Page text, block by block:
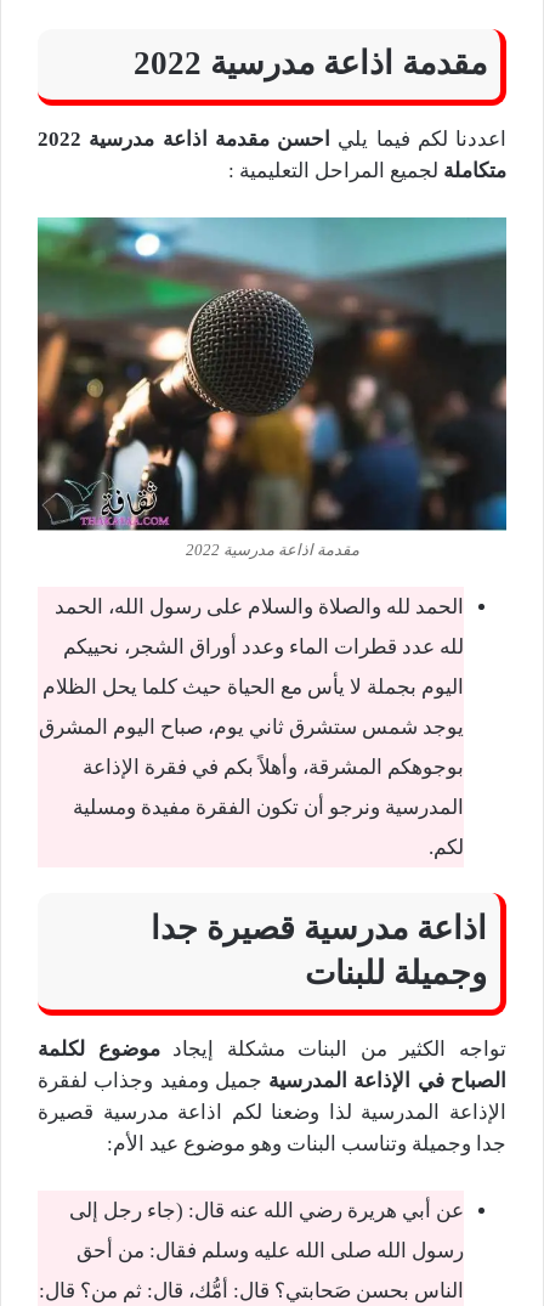
مقدمة اذاعة مدرسية 2022
اعددنا لكم فيما يلي
احسن مقدمة اذاعة مدرسية 2022
متكاملة لجميع المراحل التعليمية :
مقدمة اذاعة مدرسية 2022
الحمد لله والصلاة والسلام على رسول الله، الحمد
لله عدد قطرات الماء وعدد أوراق الشجر، نحييكم
اليوم بجملة لا يأس مع الحياة حيث كلما يحل الظلام
يوجد شمس ستشرق ثاني يوم، صباح اليوم المشرق
بوجوهكم المشرقة، وأهلاً بكم في فقرة الإذاعة
المدرسية ونرجو أن تكون الفقرة مفيدة ومسلية
لكم.
اذاعة مدرسية قصيرة جدا
وجميلة للبنات
تواجه الكثير من البنات مشكلة إيجادموضوع لكلمة
الصباح في الإذاعة المدرسية جميل ومفيد وجذاب لفقرة
الإذاعة المدرسية لذا وضعنا لكم اذاعة مدرسية قصيرة
جدا وجميلة وتناسب البنات وهو موضوع عيد الأم:
عن أبي هريرة رضي الله عنه قال: (جاء رجل إلى
رسول الله صلى الله عليه وسلم فقال: من أحق
الناس بحسن صَحابتي؟ قال: أمُّك، قال: ثم من؟ قال: